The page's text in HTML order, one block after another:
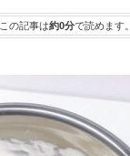
この記事は約0分で読めます。